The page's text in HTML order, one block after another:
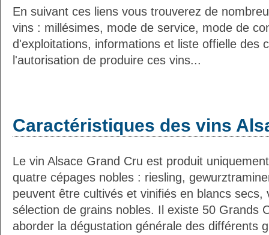
En suivant ces liens vous trouverez de
vins : millésimes, mode de service, mode de
d'exploitations, informations et liste offielle des
l'autorisation de produire ces vins...
Caractéristiques des vins
Le vin Alsace Grand Cru est produit
quatre cépages nobles : riesling,
peuvent être cultivés et vinifiés en blancs secs,
sélection de grains nobles. Il existe 50 Grands
aborder la dégustation générale des différents